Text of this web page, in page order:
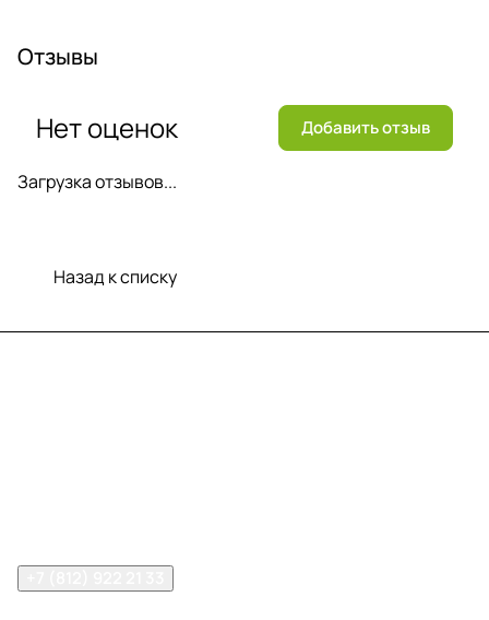
Отзывы
Загрузка отзывов...
Нет оценок Добавить отзыв
Назад к списку